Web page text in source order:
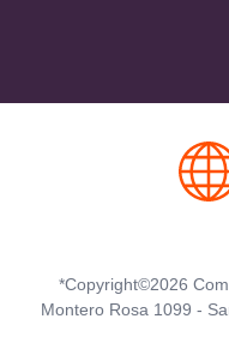
*Copyright©2026
Montero Rosa 1099 -